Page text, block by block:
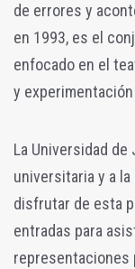
de errores y
en 1993, es el
enfocado en el
y
La Universidad de
universitaria y a
disfrutar de esta
entradas para
representaciones